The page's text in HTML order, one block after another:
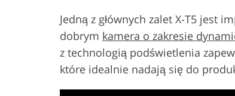
Jedną z głównych zalet X-T5 jest
dobrym kamera o zakresie
z technologią podświetlenia
które idealnie nadają się do